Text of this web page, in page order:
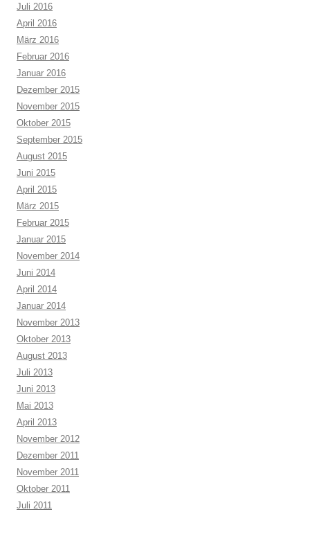
Juli 2016
April 2016
März 2016
Februar 2016
Januar 2016
Dezember 2015
November 2015
Oktober 2015
September 2015
August 2015
Juni 2015
April 2015
März 2015
Februar 2015
Januar 2015
November 2014
Juni 2014
April 2014
Januar 2014
November 2013
Oktober 2013
August 2013
Juli 2013
Juni 2013
Mai 2013
April 2013
November 2012
Dezember 2011
November 2011
Oktober 2011
Juli 2011